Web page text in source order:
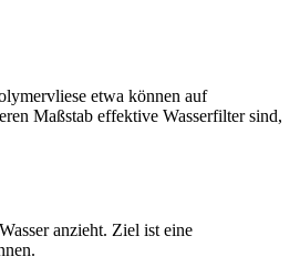
etwa können auf
Maßstab effektive Wasserfilter sind,
anzieht. Ziel ist eine